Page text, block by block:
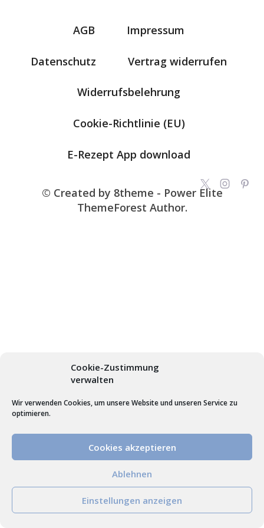
Cookie-Zustimmung
verwalten
Wir verwenden Cookies, um unsere Website und unseren Service zu
optimieren.
Cookies akzeptieren
Ablehnen
Einstellungen anzeigen
AGB Impressum
Datenschutz Vertrag widerrufen
Widerrufsbelehrung
Cookie-Richtlinie (EU)
E-Rezept App download
© Created by 8theme - Power Elite
ThemeForest Author.